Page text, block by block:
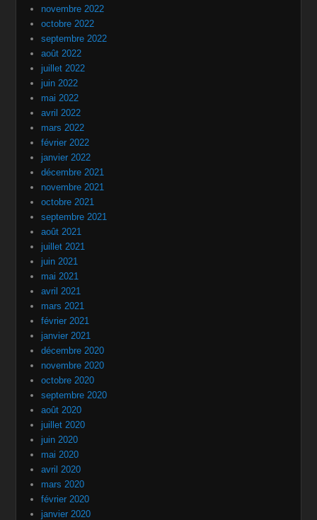
novembre 2022
octobre 2022
septembre 2022
août 2022
juillet 2022
juin 2022
mai 2022
avril 2022
mars 2022
février 2022
janvier 2022
décembre 2021
novembre 2021
octobre 2021
septembre 2021
août 2021
juillet 2021
juin 2021
mai 2021
avril 2021
mars 2021
février 2021
janvier 2021
décembre 2020
novembre 2020
octobre 2020
septembre 2020
août 2020
juillet 2020
juin 2020
mai 2020
avril 2020
mars 2020
février 2020
janvier 2020